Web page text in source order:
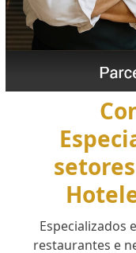
Especializados
restaurantes e